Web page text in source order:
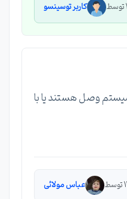
کاربر توسینسو
وصل هستند یا با
عباس مولائی